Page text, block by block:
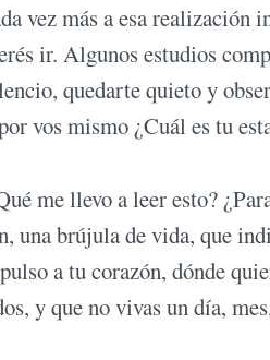
vez más a esa realización
ir. Algunos estudios
quedarte quieto y
vos mismo ¿Cuál es tu
me llevo a leer esto?
brújula de vida, que
a tu corazón, dónde
y que no vivas un día,